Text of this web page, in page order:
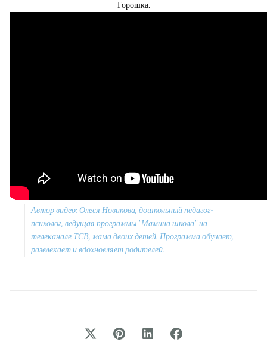
Горошка.
Автор видео: Олеся Новикова, дошкольный педагог-
психолог, ведущая программы "Мамина школа" на
телеканале ТСВ, мама двоих детей. Программа обучает,
развлекает и вдохновляет родителей.